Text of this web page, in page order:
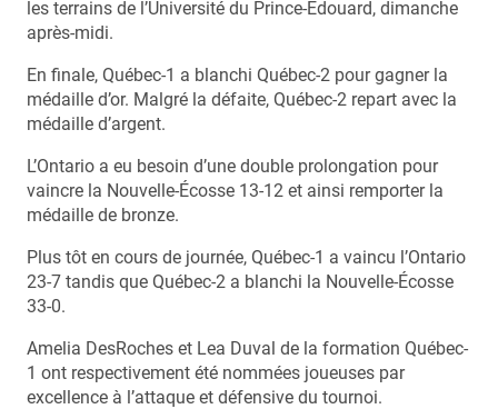
les terrains de l’Université du Prince-Édouard, dimanche
après-midi.
En finale, Québec-1 a blanchi Québec-2 pour gagner la
médaille d’or. Malgré la défaite, Québec-2 repart avec la
médaille d’argent.
L’Ontario a eu besoin d’une double prolongation pour
vaincre la Nouvelle-Écosse 13-12 et ainsi remporter la
médaille de bronze.
Plus tôt en cours de journée, Québec-1 a vaincu l’Ontario
23-7 tandis que Québec-2 a blanchi la Nouvelle-Écosse
33-0.
Amelia DesRoches et Lea Duval de la formation Québec-
1 ont respectivement été nommées joueuses par
excellence à l’attaque et défensive du tournoi.